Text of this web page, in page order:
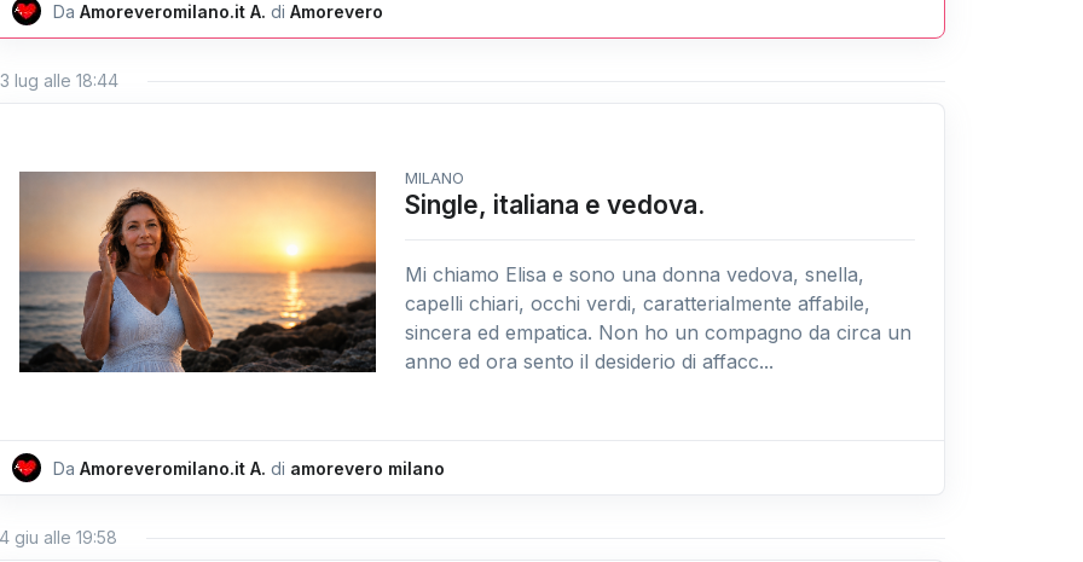
Da Amoreveromilano.it A. di Amorevero
lug alle 18:44
MILANO
Single, italiana e vedova.
Mi chiamo Elisa e sono una donna vedova, snella,
capelli chiari, occhi verdi, caratterialmente affabile,
sincera ed empatica. Non ho un compagno da circa un
anno ed ora sento il desiderio di affacc...
Da Amoreveromilano.it A. di amorevero milano
giu alle 19:58